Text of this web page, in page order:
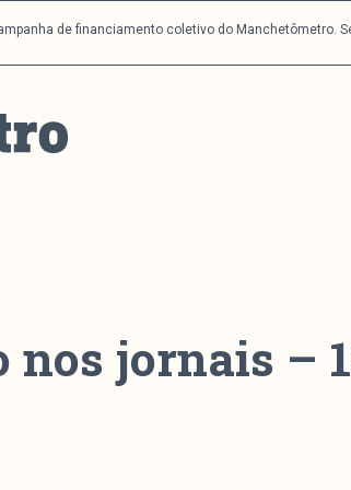
de financiamento coletivo do Manchetômetro.
nos jornais –